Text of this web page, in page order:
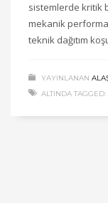
sistemlerde kritik
mekanik
teknik dağıtım
YAYINLANAN
ALTINDA TAGGED: